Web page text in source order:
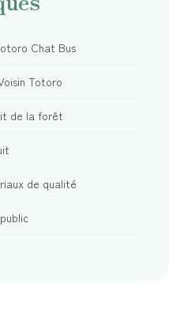
Chat Bus
Totoro
de la forêt
de qualité